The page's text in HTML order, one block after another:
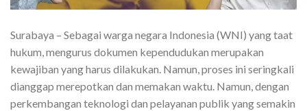
Surabaya – Sebagai warga negara Indonesia (WNI) yang taat
hukum, mengurus dokumen kependudukan merupakan
kewajiban yang harus dilakukan. Namun, proses ini seringkali
dianggap merepotkan dan memakan waktu. Namun, dengan
perkembangan teknologi dan pelayanan publik yang semakin